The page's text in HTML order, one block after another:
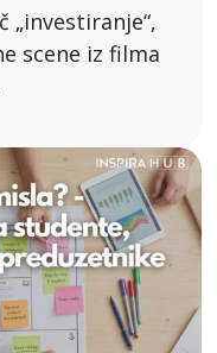
„investiranje“,
scene iz filma